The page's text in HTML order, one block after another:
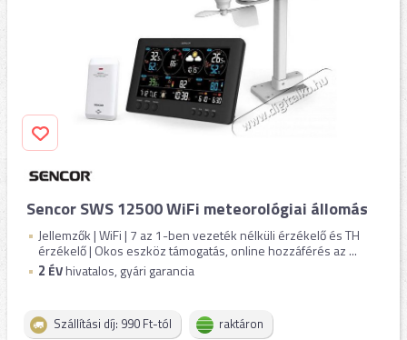
Sencor SWS 12500 WiFi meteorológiai állomás
Jellemzők | WiFi | 7 az 1-ben vezeték nélküli érzékelő és TH
érzékelő | Okos eszköz támogatás, online hozzáférés az ...
2 ÉVhivatalos, gyári garancia
Szállítási díj: 990 Ft-tól raktáron